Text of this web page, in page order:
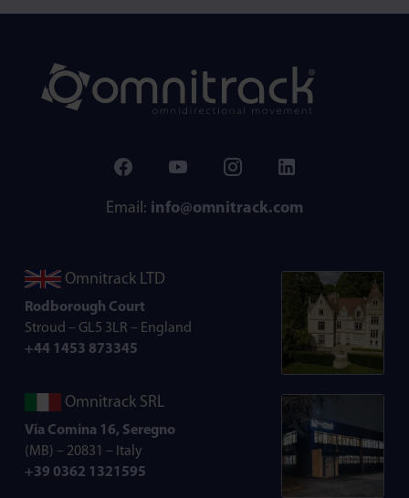
Email: info@omnitrack.com
Omnitrack LTD
Rodborough Court
Stroud – GL5 3LR – England
+44 1453 873345
Omnitrack SRL
Via Comina 16, Seregno
(MB) – 20831 – Italy
+39 0362 1321595